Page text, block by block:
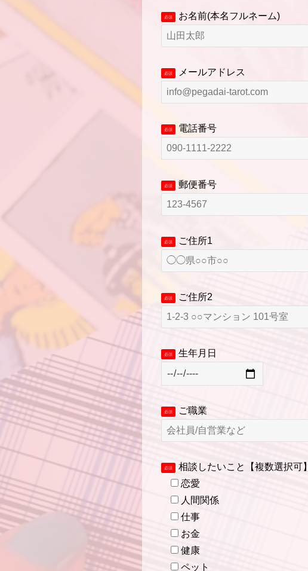
必須 お名前(本名フルネーム)
必須 メールアドレス
必須 電話番号
必須 郵便番号
必須 ご住所1
必須 ご住所2
必須 生年月日
必須 ご職業
必須
相談したいこと【複数選択可】
恋愛
人間関係
仕事
お金
健康
ペット